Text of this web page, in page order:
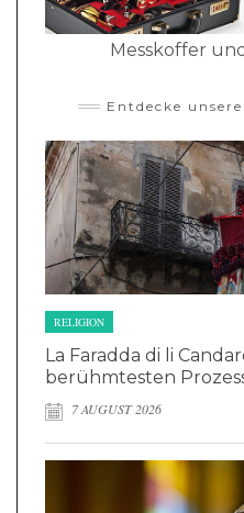
Messkoffer
Entdecke
RELIGION
La Faradda di li
berühmtesten
7 AUGUST 2026